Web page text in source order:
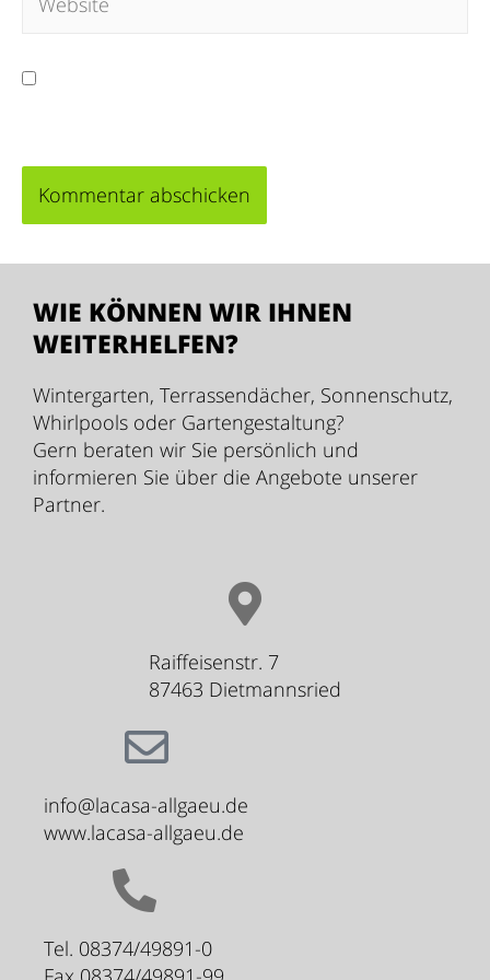
WIE KÖNNEN WIR IHNEN
WEITERHELFEN?
Wintergarten, Terrassendächer, Sonnenschutz,
Whirlpools oder Gartengestaltung?
Gern beraten wir Sie persönlich und
informieren Sie über die Angebote unserer
Partner.
Raiffeisenstr. 7
87463 Dietmannsried
info@lacasa-allgaeu.de
www.lacasa-allgaeu.de
Tel. 08374/49891-0